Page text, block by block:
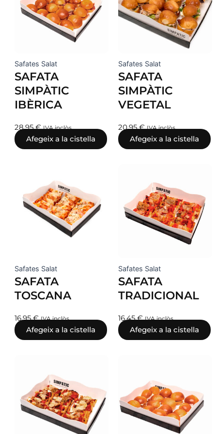
Safates Salat
SAFATA
SIMPÀTIC
IBÈRICA
28,95€ IVA inclòs
Afegeix a la cistella
Safates Salat
SAFATA
SIMPÀTIC
VEGETAL
20,95€ IVA inclòs
Afegeix a la cistella
Safates Salat
SAFATA
TOSCANA
16,95€ IVA inclòs
Afegeix a la cistella
Safates Salat
SAFATA
TRADICIONAL
16,45€ IVA inclòs
Afegeix a la cistella